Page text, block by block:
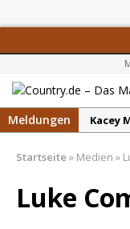
Meldungen
Kacey
Carter
„Pearl
Son
Startseite » Medien »
Luke